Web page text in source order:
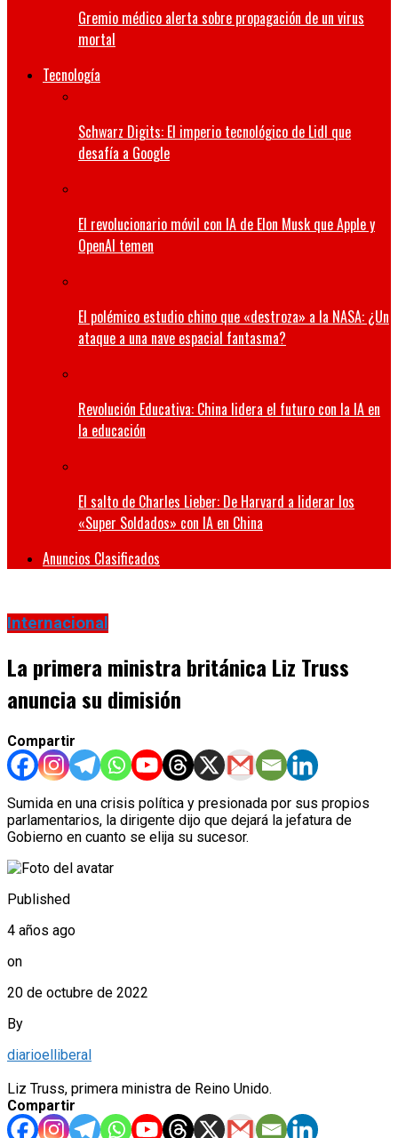
Gremio médico alerta sobre propagación de un virus
mortal
Tecnología
Schwarz Digits: El imperio tecnológico de Lidl que
desafía a Google
El revolucionario móvil con IA de Elon Musk que Apple y
OpenAI temen
El polémico estudio chino que «destroza» a la NASA: ¿Un
ataque a una nave espacial fantasma?
Revolución Educativa: China lidera el futuro con la IA en
la educación
El salto de Charles Lieber: De Harvard a liderar los
«Super Soldados» con IA en China
Anuncios Clasificados
Internacional
La primera ministra británica Liz Truss
anuncia su dimisión
Compartir
Sumida en una crisis política y presionada por sus propios
parlamentarios, la dirigente dijo que dejará la jefatura de
Gobierno en cuanto se elija su sucesor.
Published
4 años ago
on
20 de octubre de 2022
By
diarioelliberal
Liz Truss, primera ministra de Reino Unido.
Compartir